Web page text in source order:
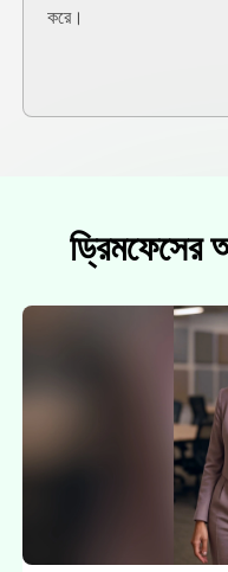
করে।
ড্রিমফেসের